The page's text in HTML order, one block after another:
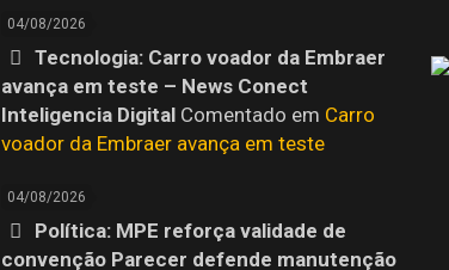
04/08/2026
Tecnologia: Carro voador da Embraer
avança em teste – News Conect
Inteligencia DigitalComentado em Carro
voador da Embraer avança em teste
04/08/2026
Política: MPE reforça validade de
convenção Parecer defende manutenção